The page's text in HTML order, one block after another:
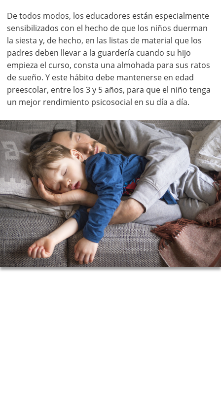
De todos modos, los educadores están especialmente
sensibilizados con el hecho de que los niños duerman
la siesta y, de hecho, en las listas de material que los
padres deben llevar a la guardería cuando su hijo
empieza el curso, consta una almohada para sus ratos
de sueño. Y este hábito debe mantenerse en edad
preescolar, entre los 3 y 5 años, para que el niño tenga
un mejor rendimiento psicosocial en su día a día.